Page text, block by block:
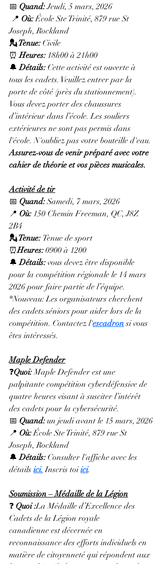
📅 Quand: Jeudi, 5 mars, 2026
📍 Où: École Ste Trinité, 879 rue St
Joseph, Rockland
💂 Tenue: Civile
⏰ Heures: 18h00 à 21h00
🔔 Détails: Cette activité est ouverte à
tous les cadets. Veuillez entrer par la
porte de côté (près du stationnement).
Vous devez porter des chaussures
d’intérieur dans l’école. Les souliers
extérieures ne sont pas permis dans
l'école. N'oubliez pas votre bouteille d'eau.
Assurez‑vous de venir préparé avec votre
cahier de théorie et vos pièces musicales.
Activité de tir
📅 Quand: Samedi, 7 mars, 2026
📍 Où: 150 Chemin Freeman, QC, J8Z
2B4
💂 Tenue: Tenue de sport
⏰Heures: 0900 à 1200
🔔 Détails: vous devez être disponible
pour la compétition régionale le 14 mars
2026 pour faire partie de l’équipe.
*Nouveau: Les organisateurs cherchent
des cadets séniors pour aider lors de la
compétition. Contactez l'escadron si vous
êtes intéressés.
Maple Defender
❓Quoi: Maple Defender est une
palpitante compétition cyberdéfensive de
quatre heures visant à susciter l’intérêt
des cadets pour la cybersécurité.
📅 Quand: un jeudi avant le 15 mars, 2026
📍 Où: École Ste Trinité, 879 rue St
Joseph, Rockland
🔔 Détails: Consulter l'affiche avec les
détails ici. Inscris toi ici.
Soumission – Médaille de la Légion
❓ Quoi :La Médaille d’Excellence des
Cadets de la Légion royale
canadienne est décernée en
reconnaissance des efforts individuels en
matière de citoyenneté qui répondent aux